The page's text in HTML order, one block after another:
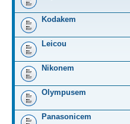
Kodakem
Leicou
Nikonem
Olympusem
Panasonicem